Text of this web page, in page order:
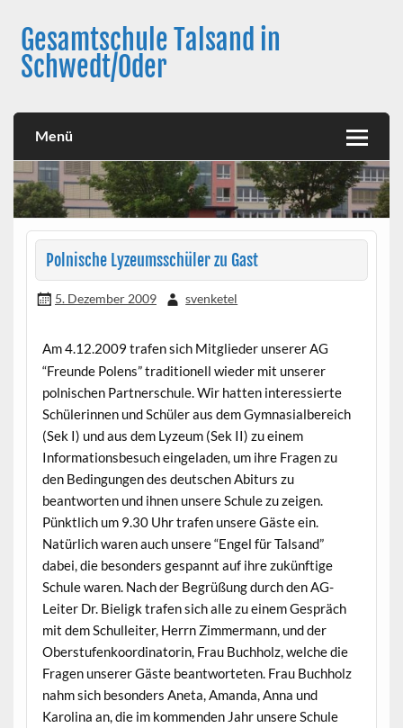
contentGesamtschule Talsand in
Schwedt/Oder
Menü
Polnische Lyzeumsschüler zu Gast
5. Dezember 2009 svenketel
Am 4.12.2009 trafen sich Mitglieder unserer AG
“Freunde Polens” traditionell wieder mit unserer
polnischen Partnerschule. Wir hatten interessierte
Schülerinnen und Schüler aus dem Gymnasialbereich
(Sek I) und aus dem Lyzeum (Sek II) zu einem
Informationsbesuch eingeladen, um ihre Fragen zu
den Bedingungen des deutschen Abiturs zu
beantworten und ihnen unsere Schule zu zeigen.
Pünktlich um 9.30 Uhr trafen unsere Gäste ein.
Natürlich waren auch unsere “Engel für Talsand”
dabei, die besonders gespannt auf ihre zukünftige
Schule waren. Nach der Begrüßung durch den AG-
Leiter Dr. Bieligk trafen sich alle zu einem Gespräch
mit dem Schulleiter, Herrn Zimmermann, und der
Oberstufenkoordinatorin, Frau Buchholz, welche die
Fragen unserer Gäste beantworteten. Frau Buchholz
nahm sich besonders Aneta, Amanda, Anna und
Karolina an, die im kommenden Jahr unsere Schule